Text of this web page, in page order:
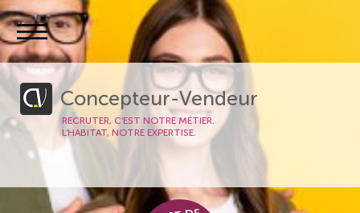
Concepteur-Vendeur
RECRUTER, C’EST NOTRE MÉTIER.
L’HABITAT, NOTRE EXPERTISE.